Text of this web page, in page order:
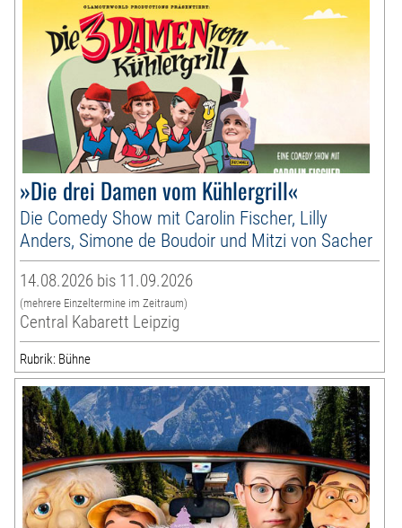
»Die drei Damen vom Kühlergrill«
Die Comedy Show mit Carolin Fischer, Lilly
Anders, Simone de Boudoir und Mitzi von Sacher
14.08.2026 bis 11.09.2026
(mehrere Einzeltermine im Zeitraum)
Central Kabarett Leipzig
Rubrik: Bühne